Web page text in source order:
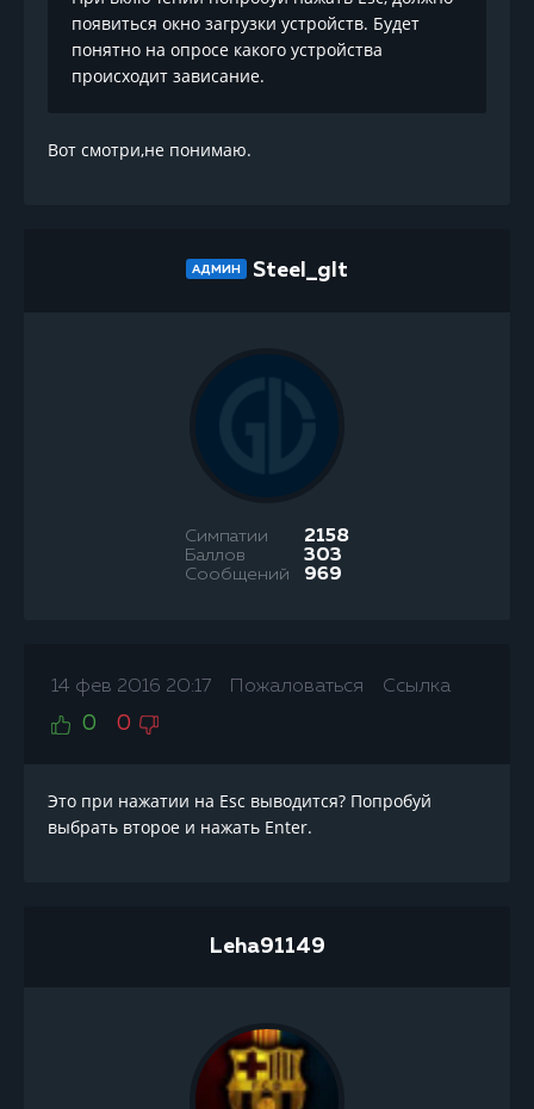
появиться окно загрузки устройств. Будет
понятно на опросе какого устройства
происходит зависание.
Вот смотри,не понимаю.
АДМИН Steel_glt
Симпатии 2158
Баллов 303
Сообщений 969
14 фев 2016 20:17 Пожаловаться Ссылка
0 0
Это при нажатии на Esc выводится? Попробуй
выбрать второе и нажать Enter.
Leha91149